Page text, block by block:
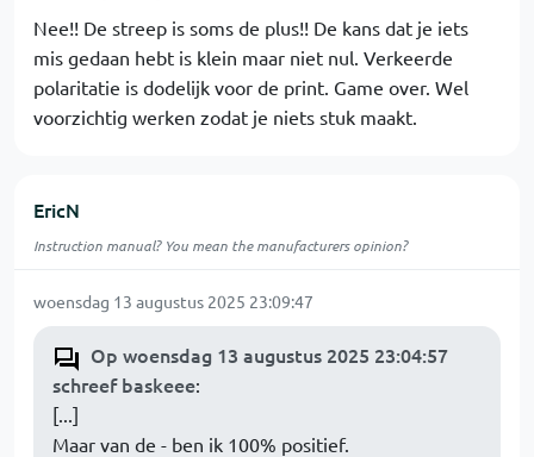
Nee!! De streep is soms de plus!! De kans dat je iets
mis gedaan hebt is klein maar niet nul. Verkeerde
polaritatie is dodelijk voor de print. Game over. Wel
voorzichtig werken zodat je niets stuk maakt.
EricN
Instruction manual? You mean the manufacturers opinion?
woensdag 13 augustus 2025 23:09:47
Op woensdag 13 augustus 2025 23:04:57
schreef baskeee:
[...]
Maar van de - ben ik 100% positief.